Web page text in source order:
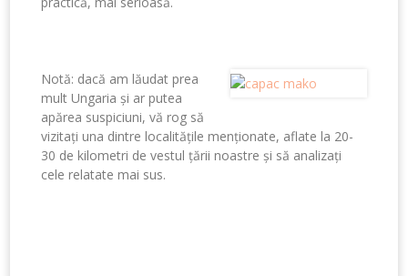
Notă: dacă am lăudat prea
mult Ungaria și ar putea
apărea suspiciuni, vă rog să
vizitați una dintre localitățile menționate, aflate la 20-
30 de kilometri de vestul țării noastre și să analizați
cele relatate mai sus.